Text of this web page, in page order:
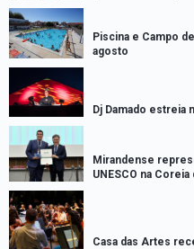
Piscina e Campo
agosto
Dj Damado estreia
Mirandense
UNESCO na Coreia
Casa das Artes